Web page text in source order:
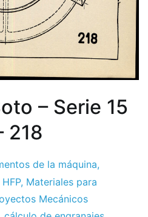
– Serie 15
218
de la máquina,
HFP, Materiales para
Mecánicos